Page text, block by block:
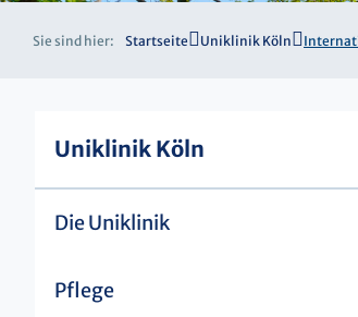
Sie sind hier: Startseite Uniklinik Köln
Uniklinik Köln
Die Uniklinik
Pflege